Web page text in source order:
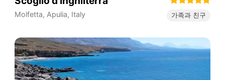
Molfetta, Apulia, Italy 가족과 친구